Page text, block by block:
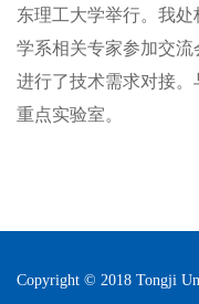
东理工大学举行。我
学系相关专家参加交
进行了技术需求对接
重点实验室。
Copyright © 2018 Tongji